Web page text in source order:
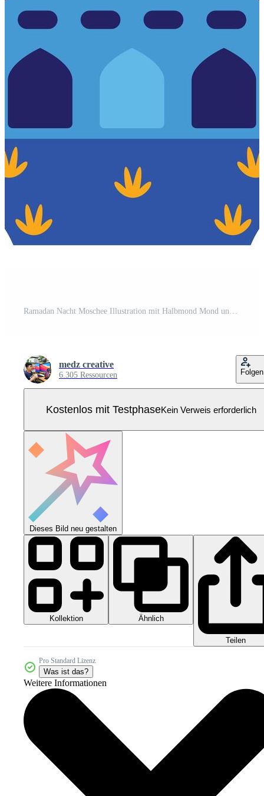
Ramadan Nacht Moschee Illustration mit Halbmond Mond und Palme Bäume Pro Vektor
medz creative
6.305 Ressourcen Folgen
Kostenlos mit TestphaseKein Verweis erforderlich
Dieses Bild neu gestalten
Kollektion Ähnlich
Teilen
Pro Standard Lizenz
Was ist das?
Weitere Informationen